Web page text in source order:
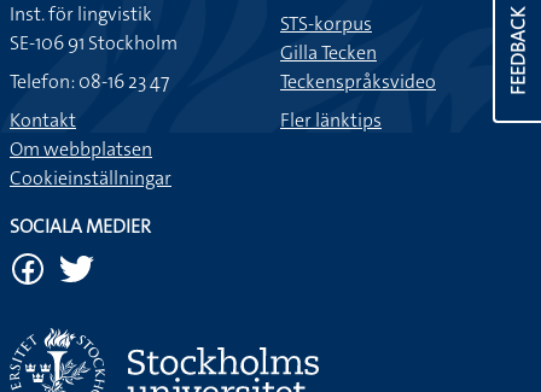
FEEDBACK
Inst. för lingvistik
SE-106 91 Stockholm
Telefon: 08-16 23 47
Kontakt
Om webbplatsen
Cookieinställningar
STS-korpus
Gilla Tecken
Teckenspråksvideo
Fler länktips
SOCIALA MEDIER